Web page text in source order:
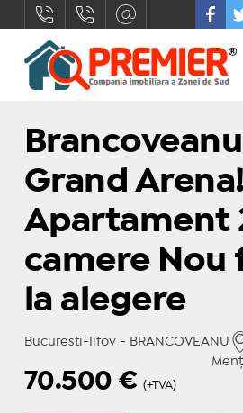
Grand Arena!
Apartament
camere Nou
la alegere
Bucuresti-Ilfov - BRANCOVEANU
70.500€ (+TVA)